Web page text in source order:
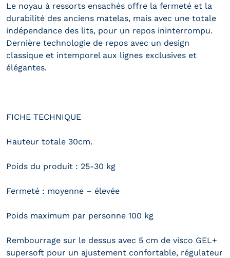
Le noyau à ressorts ensachés offre la fermeté et la
durabilité des anciens matelas, mais avec une totale
indépendance des lits, pour un repos ininterrompu.
Dernière technologie de repos avec un design
classique et intemporel aux lignes exclusives et
élégantes.
FICHE TECHNIQUE
Hauteur totale 30cm.
Poids du produit : 25-30 kg
Fermeté : moyenne – élevée
Poids maximum par personne 100 kg
Rembourrage sur le dessus avec 5 cm de visco GEL+
supersoft pour un ajustement confortable, régulateur